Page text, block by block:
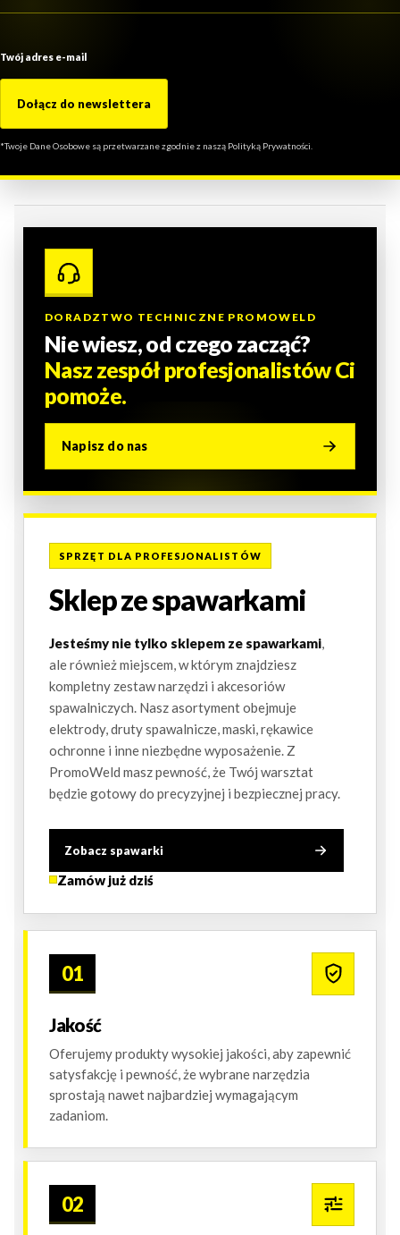
Twój adres e-mail
Dołącz do newslettera
*Twoje Dane Osobowe są przetwarzane zgodnie z naszą Polityką Prywatności.
DORADZTWO TECHNICZNE PROMOWELD
Nie wiesz, od czego zacząć?
Nasz zespół profesjonalistów Ci
pomoże.
Napisz do nas
SPRZĘT DLA PROFESJONALISTÓW
Sklep ze spawarkami
Jesteśmy nie tylko sklepem ze spawarkami,
ale również miejscem, w którym znajdziesz
kompletny zestaw narzędzi i akcesoriów
spawalniczych. Nasz asortyment obejmuje
elektrody, druty spawalnicze, maski, rękawice
ochronne i inne niezbędne wyposażenie. Z
PromoWeld masz pewność, że Twój warsztat
będzie gotowy do precyzyjnej i bezpiecznej pracy.
Zobacz spawarki
Zamów już dziś
01
Jakość
Oferujemy produkty wysokiej jakości, aby zapewnić
satysfakcję i pewność, że wybrane narzędzia
sprostają nawet najbardziej wymagającym
zadaniom.
02